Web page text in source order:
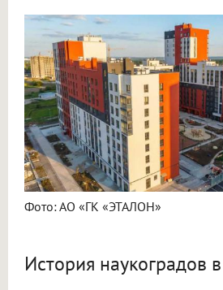
Фото: АО «ГК «ЭТАЛОН»
История наукоградов